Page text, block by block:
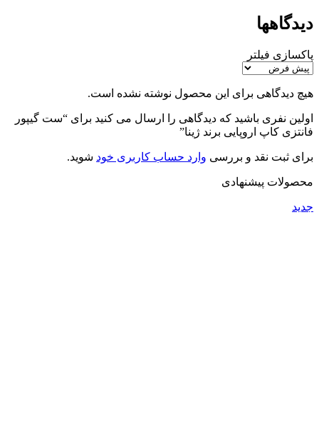
دیدگاهها
پاکسازی فیلتر
هیچ دیدگاهی برای این محصول نوشته نشده است.
اولین نفری باشید که دیدگاهی را ارسال می کنید برای “ست گیپور
فانتزی کاپ اروپایی برند ژینا”
برای ثبت نقد و بررسی وارد حساب کاربری خود شوید.
محصولات پیشنهادی
جدید